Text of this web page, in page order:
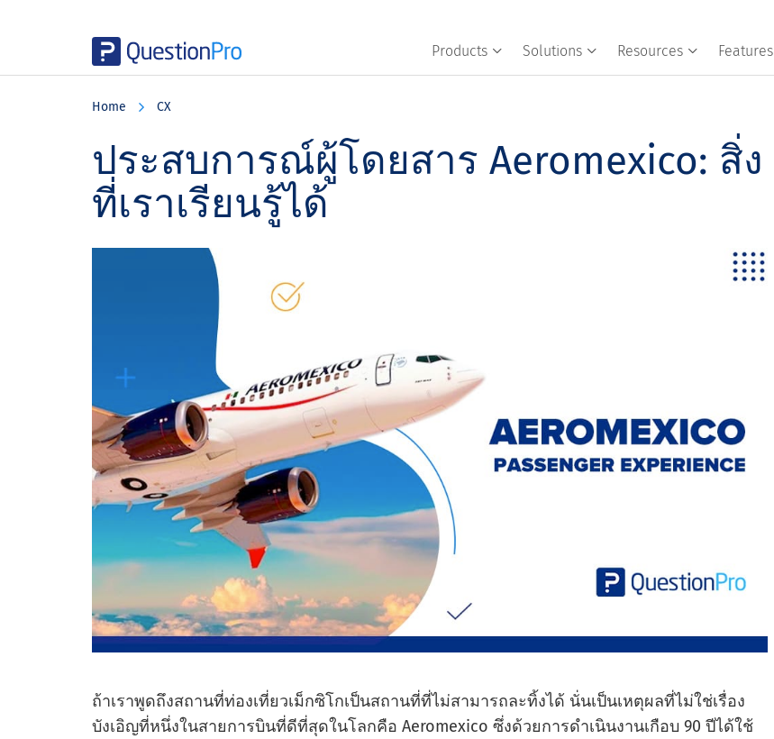
Products Solutions Resources Features
Home CX
ประสบการณ์ผู้โดยสาร Aeromexico: สิ่ง
ที่เราเรียนรู้ได้
ถ้าเราพูดถึงสถานที่ท่องเที่ยวเม็กซิโกเป็นสถานที่ที่ไม่สามารถละทิ้งได้ นั่นเป็นเหตุผลที่ไม่ใช่เรื่อง
บังเอิญที่หนึ่งในสายการบินที่ดีที่สุดในโลกคือ Aeromexico ซึ่งด้วยการดําเนินงานเกือบ 90 ปีได้ใช้